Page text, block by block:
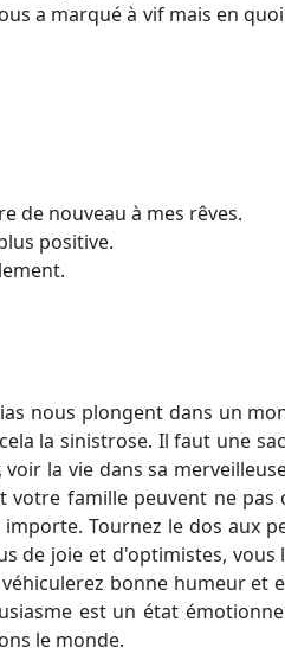
a marqué à vif mais en
de nouveau à mes rêves.
positive.
nous plongent dans un
la sinistrose. Il faut une
la vie dans sa
famille peuvent ne
Tournez le dos aux
de joie et d'optimistes,
bonne humeur
est un état
le monde.